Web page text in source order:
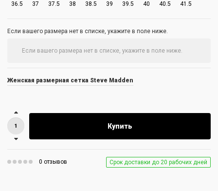
36.5 37 37.5 38 38.5 39 39.5 40 40.5 41.5
Если вашего размера нет в списке, укажите в поле ниже.
Женская размерная сетка Steve Madden
Купить
0 отзывов Срок доставки до 20 рабочих дней